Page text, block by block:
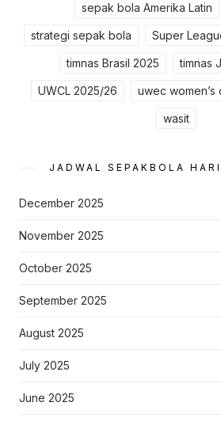
sepak bola Amerika Latin
strategi sepak bola Super
timnas Brasil 2025 timnas
UWCL 2025/26 uwec women’s
wasit
JADWAL SEPAKBOLA
December 2025
November 2025
October 2025
September 2025
August 2025
July 2025
June 2025